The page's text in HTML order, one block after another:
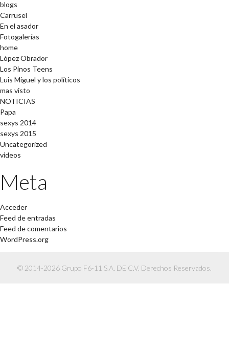
blogs
Carrusel
En el asador
Fotogalerías
home
López Obrador
Los Pinos Teens
Luis Miguel y los políticos
mas visto
NOTICIAS
Papa
sexys 2014
sexys 2015
Uncategorized
videos
Meta
Acceder
Feed de entradas
Feed de comentarios
WordPress.org
© 2014-2026 Grupo F6-11 S.A. DE C.V. Derechos Reservados.